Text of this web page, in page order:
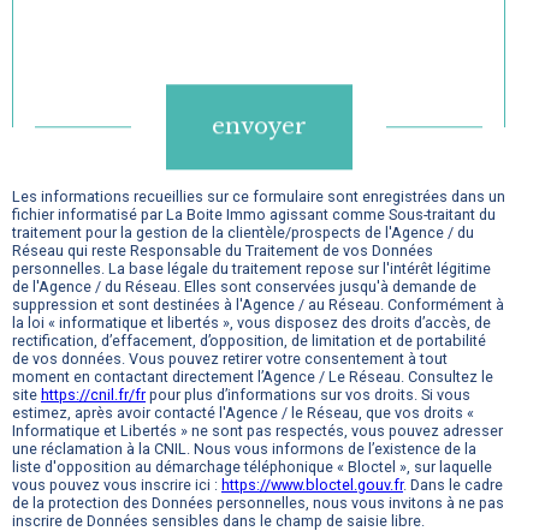
envoyer
Les informations recueillies sur ce formulaire sont enregistrées dans un
fichier informatisé par La Boite Immo agissant comme Sous-traitant du
traitement pour la gestion de la clientèle/prospects de l'Agence / du
Réseau qui reste Responsable du Traitement de vos Données
personnelles. La base légale du traitement repose sur l'intérêt légitime
de l'Agence / du Réseau. Elles sont conservées jusqu'à demande de
suppression et sont destinées à l'Agence / au Réseau. Conformément à
la loi « informatique et libertés », vous disposez des droits d’accès, de
rectification, d’effacement, d’opposition, de limitation et de portabilité
de vos données. Vous pouvez retirer votre consentement à tout
moment en contactant directement l’Agence / Le Réseau. Consultez le
site https://cnil.fr/fr pour plus d’informations sur vos droits. Si vous
estimez, après avoir contacté l'Agence / le Réseau, que vos droits «
Informatique et Libertés » ne sont pas respectés, vous pouvez adresser
une réclamation à la CNIL. Nous vous informons de l’existence de la
liste d'opposition au démarchage téléphonique « Bloctel », sur laquelle
vous pouvez vous inscrire ici : https://www.bloctel.gouv.fr. Dans le cadre
de la protection des Données personnelles, nous vous invitons à ne pas
inscrire de Données sensibles dans le champ de saisie libre.